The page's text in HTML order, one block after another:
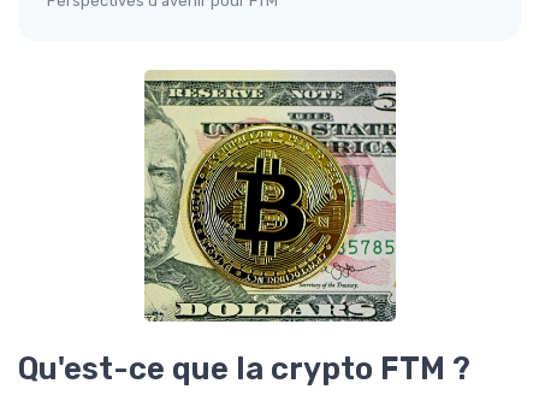
Qu'est-ce que la crypto FTM ?